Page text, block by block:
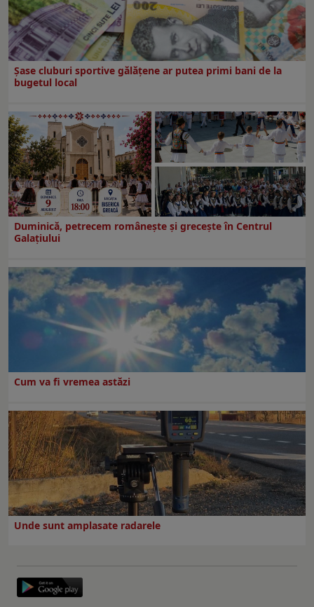
Şase cluburi sportive gălăţene ar putea primi bani de la
bugetul local
Duminică, petrecem româneşte şi greceşte în Centrul
Galaţiului
Cum va fi vremea astăzi
Unde sunt amplasate radarele